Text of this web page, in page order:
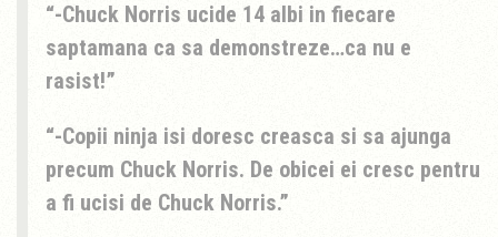
-Chuck Norris ucide 14 albi in fiecare
saptamana ca sa demonstreze…ca nu e
rasist!
-Copii ninja isi doresc creasca si sa ajunga
precum Chuck Norris. De obicei ei cresc pentru
a fi ucisi de Chuck Norris.